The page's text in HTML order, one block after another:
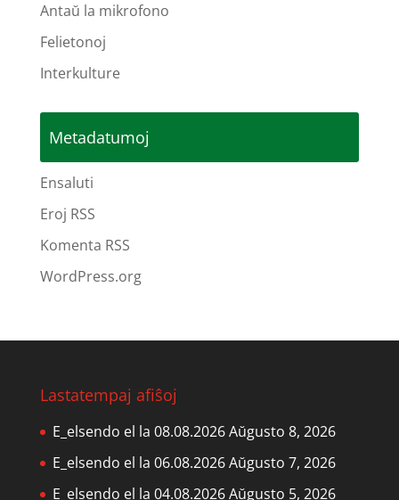
Antaŭ la mikrofono
Felietonoj
Interkulture
Metadatumoj
Ensaluti
Eroj RSS
Komenta RSS
WordPress.org
Lastatempaj afiŝoj
E_elsendo el la 08.08.2026Aŭgusto 8, 2026
E_elsendo el la 06.08.2026Aŭgusto 7, 2026
E_elsendo el la 04.08.2026Aŭgusto 5, 2026